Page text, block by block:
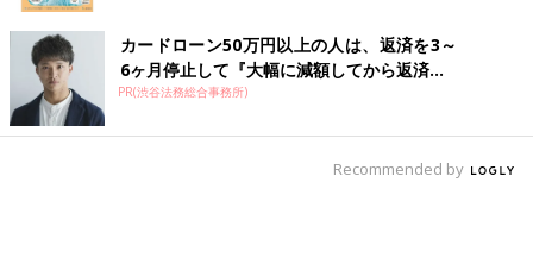
です（笑）。役のイメージと現実の父親としての姿がだいぶ違う
ので、その仕事が先に決まっていたら、もしかしたら公表しなか
ったかもしれないです。まあそれも、運命かもしれないですね。
――公表して、周囲からの反応はどうですか？
鈴木 コメント欄やダイレクトメッセージで、本当にたくさんの
カードローン50万円以上の人は、返済を3～
6ヶ月停止して『大幅に減額してから返済...
PR(渋谷法務総合事務所)
Recommended by